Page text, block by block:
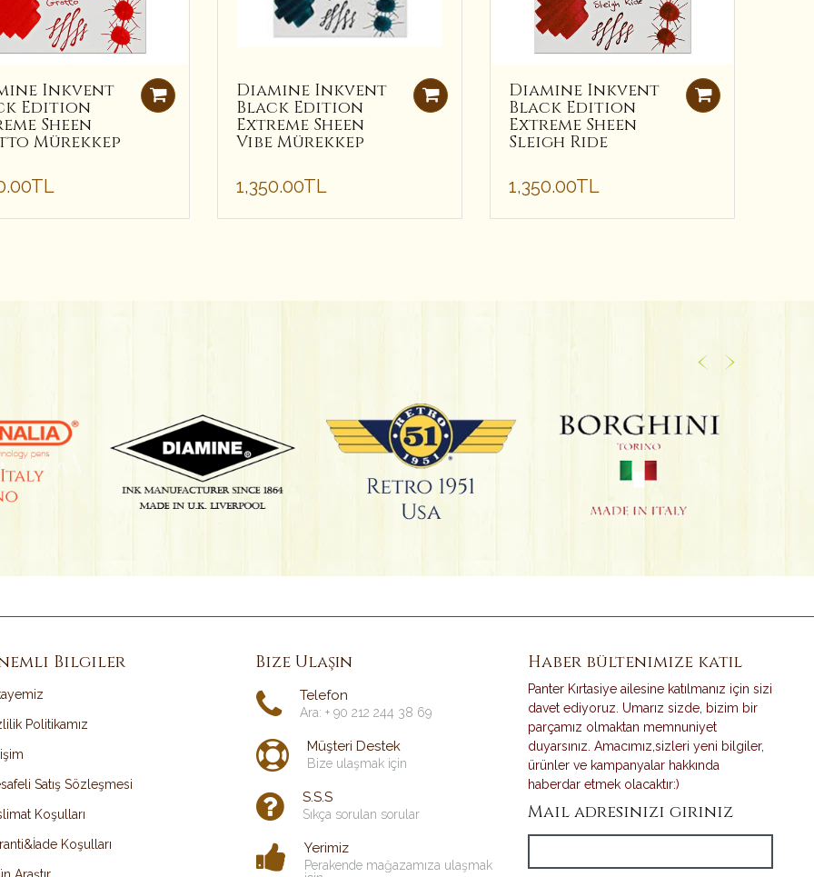
Inkvent
Edition
Sheen
Mürekkep
Diamine Inkvent
Black Edition
Extreme Sheen
Vibe Mürekkep
1,350.00TL
Diamine Inkvent
Black Edition
Extreme Sheen
Sleigh Ride
1,350.00TL
Bilgiler
Politikamız
Satış Sözleşmesi
Koşulları
Koşulları
Bize Ulaşın
Telefon
Ara: + 90 212 244 38 69
Müşteri Destek
Bize ulaşmak için
S.S.S
Sıkça sorulan sorular
Yerimiz
Perakende mağazamıza ulaşmak
Haber bültenimize katıl
Panter Kırtasiye ailesine katılmanız için sizi
davet ediyoruz. Umarız sizde, bizim bir
parçamız olmaktan memnuniyet
duyarsınız. Amacımız,sizleri yeni bilgiler,
ürünler ve kampanyalar hakkında
haberdar etmek olacaktır:)
Mail adresinizi giriniz